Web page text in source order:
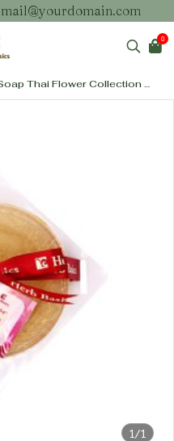
0
Thai Flower Collection 140 g.
1/1